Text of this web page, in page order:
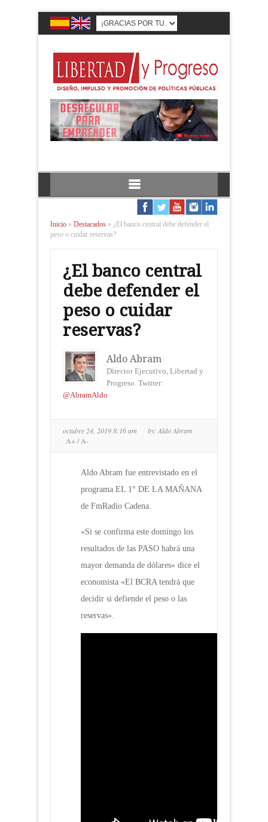
Inicio » Destacados » ¿El banco central debe defender el
peso o cuidar reservas?
¿El banco central
debe defender el
peso o cuidar
reservas?
Aldo Abram
Director Ejecutivo, Libertad y
Progreso. Twitter:
@AbramAldo
octubre 24, 2019 8:16 am by: Aldo Abram
A+/A-
Aldo Abram fue entrevistado en el
programa EL 1° DE LA MAÑANA
de FmRadio Cadena.
«Si se confirma este domingo los
resultados de las PASO habrá una
mayor demanda de dólares» dice el
economista «El BCRA tendrá que
decidir si defiende el peso o las
reservas».